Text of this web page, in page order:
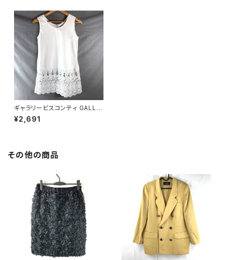
ギャラリービスコンティ GALLE
RY VISCONTI タンクトップ タ
グ付き 裾レース リボン付き チュ
¥2,691
その他の商品